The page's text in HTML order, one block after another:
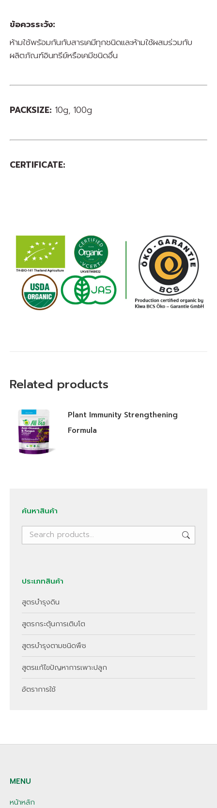
ข้อควรระวัง:
ห้ามใช้พร้อมกันกับสารเคมีทุกชนิดและห้ามใช้ผสมร่วมกับ
ผลิตภัณฑ์อินทรีย์หรือเคมีชนิดอื่น
PACKSIZE: 10g, 100g
CERTIFICATE:
Related products
Plant Immunity Strengthening
Formula
ค้นหาสินค้า
ประเภทสินค้า
สูตรบำรุงดิน
สูตรกระตุ้นการเติบโต
สูตรบำรุงตามชนิดพืช
สูตรแก้ไขปัญหาการเพาะปลูก
อัตราการใช้
MENU
หน้าหลัก